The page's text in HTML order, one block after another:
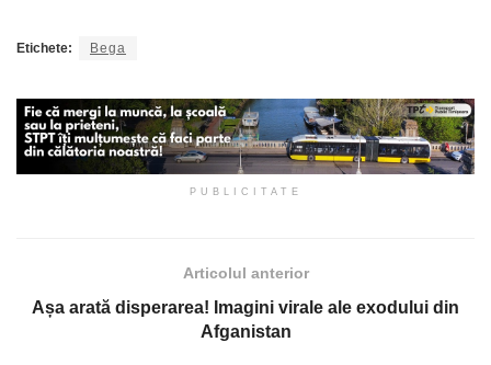
Etichete: Bega
PUBLICITATE
Articolul anterior
Așa arată disperarea! Imagini virale ale exodului din
Afganistan